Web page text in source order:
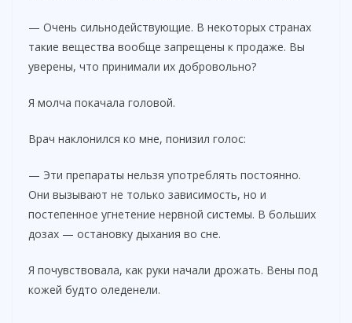
— Очень сильнодействующие. В некоторых странах
такие вещества вообще запрещены к продаже. Вы
уверены, что принимали их добровольно?
Я молча покачала головой.
Врач наклонился ко мне, понизил голос:
— Эти препараты нельзя употреблять постоянно.
Они вызывают не только зависимость, но и
постепенное угнетение нервной системы. В больших
дозах — остановку дыхания во сне.
Я почувствовала, как руки начали дрожать. Вены под
кожей будто оледенели.